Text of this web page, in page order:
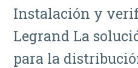
Instalación y
Legrand La
para la